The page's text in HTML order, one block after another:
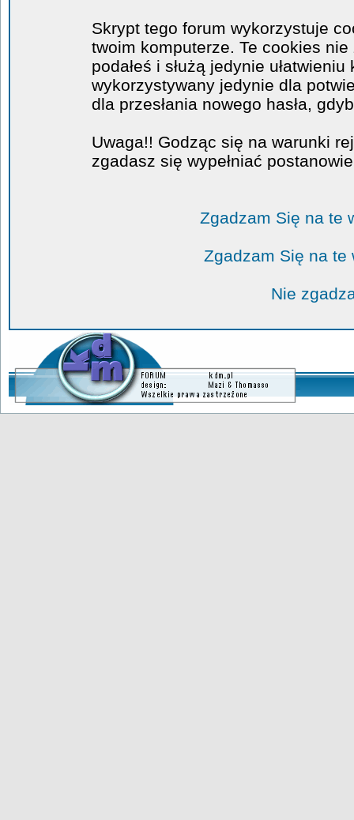
Skrypt tego forum wykorzystuje
twoim komputerze. Te cookies
podałeś i służą jedynie
wykorzystywany jedynie dla
dla przesłania nowego hasła,
Uwaga!! Godząc się na warunki
zgadasz się wypełniać
Zgadzam Się na te
Zgadzam Się na
Nie